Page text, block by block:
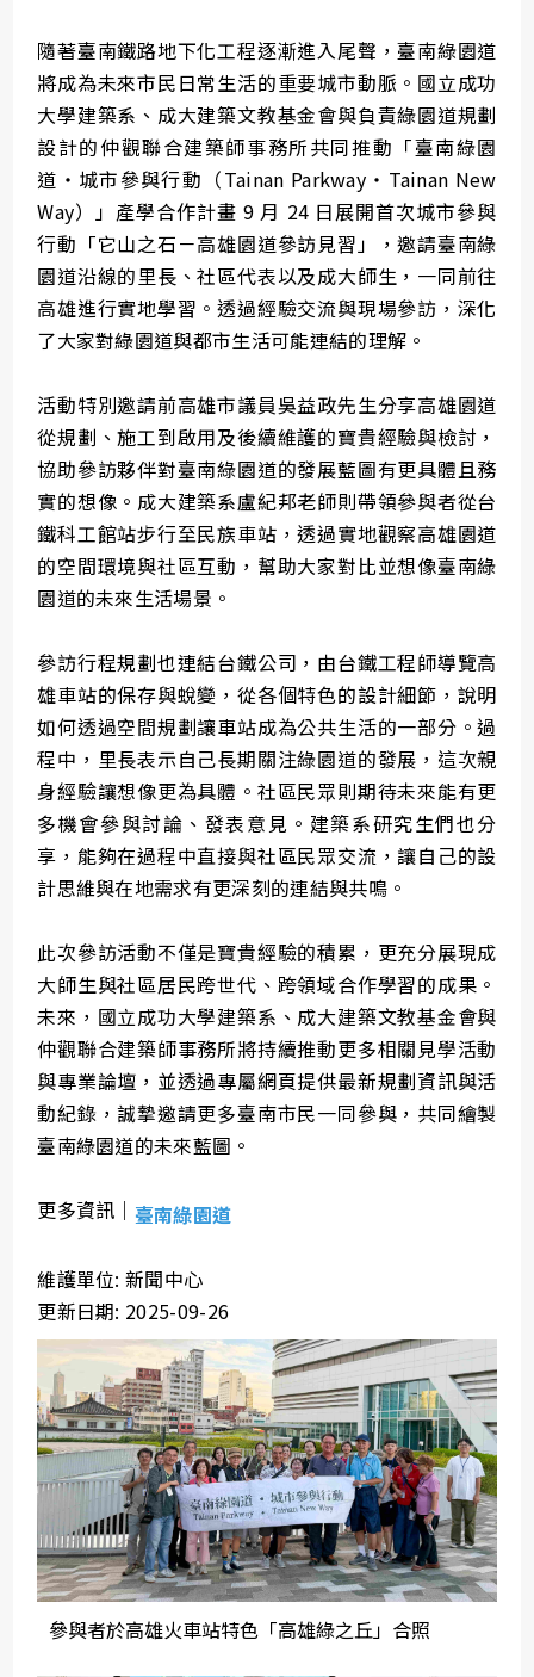
隨著臺南鐵路地下化工程逐漸進入尾聲，臺南綠園道
將成為未來市民日常生活的重要城市動脈。國立成功
大學建築系、成大建築文教基金會與負責綠園道規劃
設計的仲觀聯合建築師事務所共同推動「臺南綠園
道・城市參與行動（Tainan Parkway・Tainan New
Way）」產學合作計畫 9 月 24 日展開首次城市參與
行動「它山之石－高雄園道參訪見習」，邀請臺南綠
園道沿線的里長、社區代表以及成大師生，一同前往
高雄進行實地學習。透過經驗交流與現場參訪，深化
了大家對綠園道與都市生活可能連結的理解。
活動特別邀請前高雄市議員吳益政先生分享高雄園道
從規劃、施工到啟用及後續維護的寶貴經驗與檢討，
協助參訪夥伴對臺南綠園道的發展藍圖有更具體且務
實的想像。成大建築系盧紀邦老師則帶領參與者從台
鐵科工館站步行至民族車站，透過實地觀察高雄園道
的空間環境與社區互動，幫助大家對比並想像臺南綠
園道的未來生活場景。
參訪行程規劃也連結台鐵公司，由台鐵工程師導覽高
雄車站的保存與蛻變，從各個特色的設計細節，說明
如何透過空間規劃讓車站成為公共生活的一部分。過
程中，里長表示自己長期關注綠園道的發展，這次親
身經驗讓想像更為具體。社區民眾則期待未來能有更
多機會參與討論、發表意見。建築系研究生們也分
享，能夠在過程中直接與社區民眾交流，讓自己的設
計思維與在地需求有更深刻的連結與共鳴。
此次參訪活動不僅是寶貴經驗的積累，更充分展現成
大師生與社區居民跨世代、跨領域合作學習的成果。
未來，國立成功大學建築系、成大建築文教基金會與
仲觀聯合建築師事務所將持續推動更多相關見學活動
與專業論壇，並透過專屬網頁提供最新規劃資訊與活
動紀錄，誠摯邀請更多臺南市民一同參與，共同繪製
臺南綠園道的未來藍圖。
更多資訊｜ 臺南綠園道
維護單位: 新聞中心
更新日期: 2025-09-26
參與者於高雄火車站特色「高雄綠之丘」合照